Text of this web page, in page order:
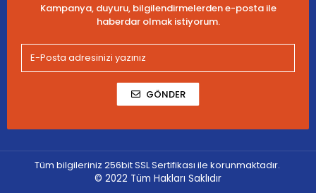
Kampanya, duyuru, bilgilendirmelerden e-posta ile
haberdar olmak istiyorum.
GÖNDER
Tüm bilgileriniz 256bit SSL Sertifikası ile korunmaktadır.
© 2022 Tüm Hakları Saklıdır